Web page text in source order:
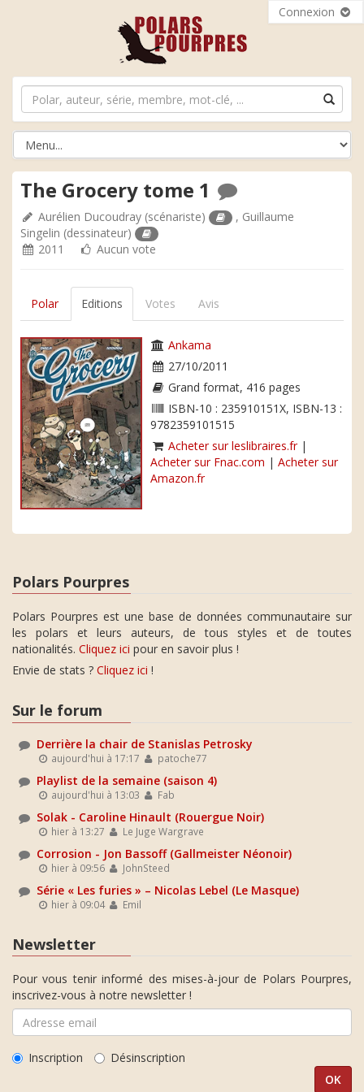
Connexion
The Grocery tome 1
Aurélien Ducoudray (scénariste) , Guillaume
Singelin (dessinateur)
2011
Aucun vote
Polar Editions Votes Avis
Ankama
27/10/2011
Grand format, 416 pages
ISBN-10 : 235910151X, ISBN-13 :
9782359101515
Acheter sur leslibraires.fr|
Acheter sur Fnac.com | Acheter sur
Amazon.fr
Polars Pourpres
Polars Pourpres est une base de données communautaire sur
les polars et leurs auteurs, de tous styles et de toutes
nationalités. Cliquez ici pour en savoir plus !
Envie de stats ? Cliquez ici !
Sur le forum
Derrière la chair de Stanislas Petrosky
aujourd'hui à 17:17 patoche77
Playlist de la semaine (saison 4)
aujourd'hui à 13:03 Fab
Solak - Caroline Hinault (Rouergue Noir)
hier à 13:27 Le Juge Wargrave
Corrosion - Jon Bassoff (Gallmeister Néonoir)
hier à 09:56 JohnSteed
Série « Les furies » – Nicolas Lebel (Le Masque)
hier à 09:04 Emil
Newsletter
Pour vous tenir informé des mises-à-jour de Polars Pourpres,
inscrivez-vous à notre newsletter !
Inscription Désinscription